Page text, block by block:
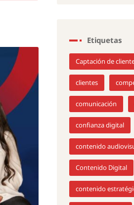
Etiquetas
Captación de
clientes
comunicación
confianza digital
contenido
Contenido Digital
contenido